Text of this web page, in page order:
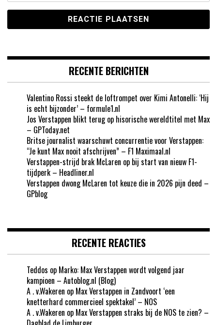
RECENTE BERICHTEN
Valentino Rossi steekt de loftrompet over Kimi Antonelli: ‘Hij
is echt bijzonder’ – formule1.nl
Jos Verstappen blikt terug op hisorische wereldtitel met Max
– GPToday.net
Britse journalist waarschuwt concurrentie voor Verstappen:
“Je kunt Max nooit afschrijven” – F1 Maximaal.nl
Verstappen-strijd brak McLaren op bij start van nieuw F1-
tijdperk – Headliner.nl
Verstappen dwong McLaren tot keuze die in 2026 pijn deed –
GPblog
RECENTE REACTIES
Teddos op Marko: Max Verstappen wordt volgend jaar
kampioen – Autoblog.nl (Blog)
A . v.Wakeren op Max Verstappen in Zandvoort ‘een
knetterhard commercieel spektakel’ – NOS
A . v.Wakeren op Max Verstappen straks bij de NOS te zien? –